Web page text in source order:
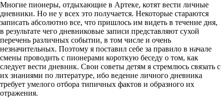
Многие пионеры, отдыхающие в Артеке, котят вести личные
дневники. Но не у всех это получается. Некоторые стараются
записать абсолютно все, что пришлось им видеть в течение дня,
в результате чего дневниковые записи представляют сухой
перечень различных событии, в том числе и очень
незначительных. Поэтому я поставил себе за правило в начале
смены проводить с пионерами короткую беседу о том, как
следует вести дневник. Свои советы детям я стремлюсь связать с
их знаниями по литературе, ибо ведение личного дневника
требует умелого отбора типичных фактов и образного их
отражения.